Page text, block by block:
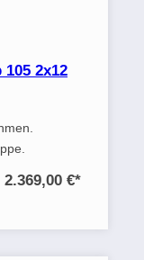
2x12
2.369,00 €*